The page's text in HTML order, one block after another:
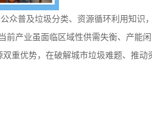
普及垃圾分类、资源循环利用知识，
产业虽面临区域性供需失衡、产能
重优势，在破解城市垃圾难题、推动